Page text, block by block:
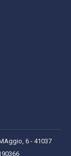
6 - 41037